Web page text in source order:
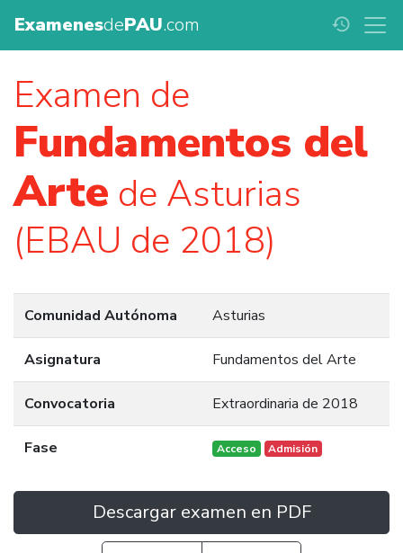
ExamenesdePAU.com history
Examen de
Fundamentos del
Arte de Asturias
(EBAU de 2018)
Comunidad Autónoma Asturias
Asignatura Fundamentos del Arte
Convocatoria Extraordinaria de 2018
Fase Acceso Admisión
Descargar examen en PDF